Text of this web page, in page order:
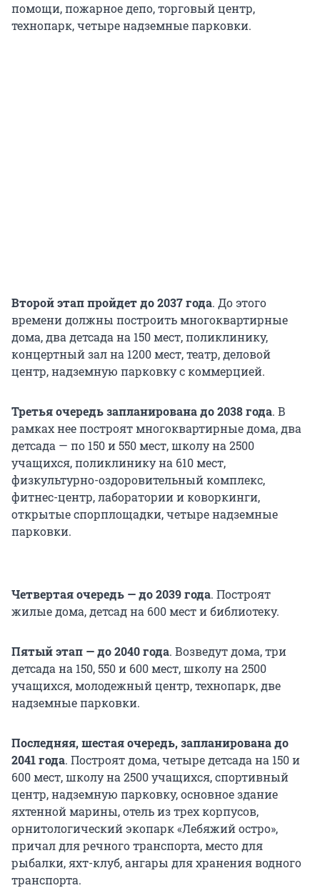
помощи, пожарное депо, торговый центр,
технопарк, четыре надземные парковки.
Второй этап пройдет до 2037 года. До этого
времени должны построить многоквартирные
дома, два детсада на 150 мест, поликлинику,
концертный зал на 1200 мест, театр, деловой
центр, надземную парковку с коммерцией.
Третья очередь запланирована до 2038 года. В
рамках нее построят многоквартирные дома, два
детсада — по 150 и 550 мест, школу на 2500
учащихся, поликлинику на 610 мест,
физкультурно-оздоровительный комплекс,
фитнес-центр, лаборатории и коворкинги,
открытые спорплощадки, четыре надземные
парковки.
Четвертая очередь — до 2039 года. Построят
жилые дома, детсад на 600 мест и библиотеку.
Пятый этап — до 2040 года. Возведут дома, три
детсада на 150, 550 и 600 мест, школу на 2500
учащихся, молодежный центр, технопарк, две
надземные парковки.
Последняя, шестая очередь, запланирована до
2041 года. Построят дома, четыре детсада на 150 и
600 мест, школу на 2500 учащихся, спортивный
центр, надземную парковку, основное здание
яхтенной марины, отель из трех корпусов,
орнитологический экопарк «Лебяжий остро»,
причал для речного транспорта, место для
рыбалки, яхт-клуб, ангары для хранения водного
транспорта.